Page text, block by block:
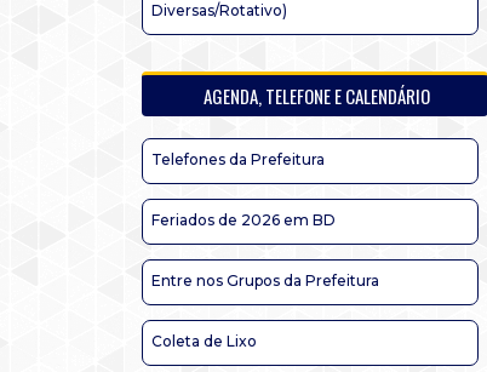
Diversas/Rotativo)
AGENDA, TELEFONE E CALENDÁRIO
Telefones da Prefeitura
Feriados de 2026 em BD
Entre nos Grupos da Prefeitura
Coleta de Lixo